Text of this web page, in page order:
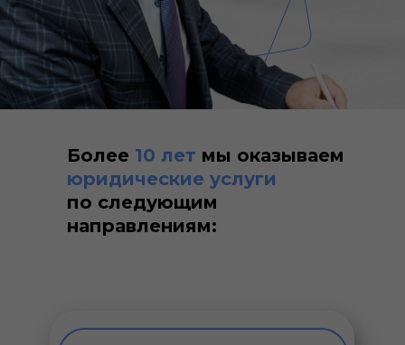
Ахмедов Нархан
Джамалович
Более 10 лет мы оказываем
юридические услуги
по следующим
направлениям: